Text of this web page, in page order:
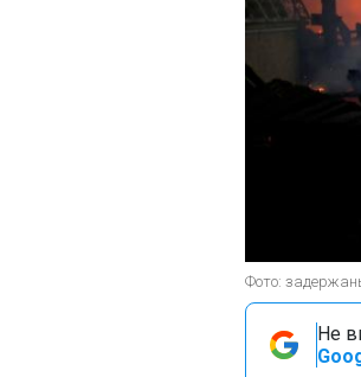
Фото:
Не